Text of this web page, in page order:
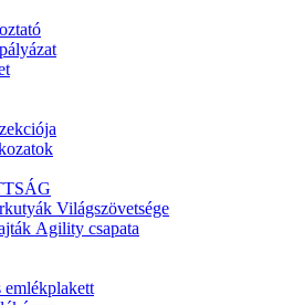
Világszövetsége
Agility csapata